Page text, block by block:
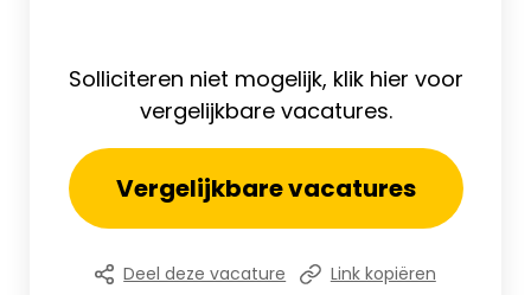
Solliciteren niet mogelijk, klik hier voor
vergelijkbare vacatures.
Vergelijkbare vacatures
Deel deze vacature Link kopiëren